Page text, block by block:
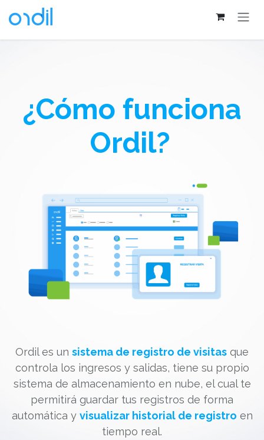
Ir al contenido
¿Cómo funciona
Ordil?
Ordil es un sistema de registro de visitas que
controla los ingresos y salidas, tiene su propio
sistema de almacenamiento en nube, el cual te
permitirá guardar tus registros de forma
automática y visualizar historial de registro en
tiempo real.